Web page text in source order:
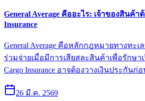
General Average คืออะไร: เจ้าของสินค้
Insurance
General Average คือหลักกฎหมายทางทะ
ร่วมจ่ายเมื่อมีการเสียสละสินค้าเพื่อรักษา
Cargo Insurance อาจต้องวางเงินประกัน
26 มี.ค. 2569